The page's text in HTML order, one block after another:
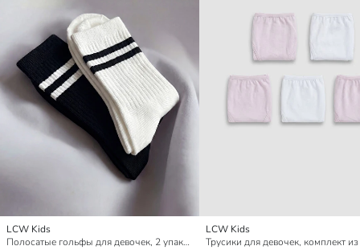
LCW Kids
Полосатые гольфы для девочек, 2 упаковки
LCW Kids
Трусики для девочек, комплект